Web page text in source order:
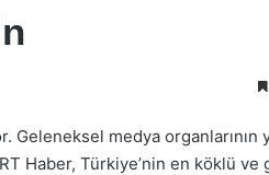
medya organlarının
Haber, Türkiye’nin en köklü